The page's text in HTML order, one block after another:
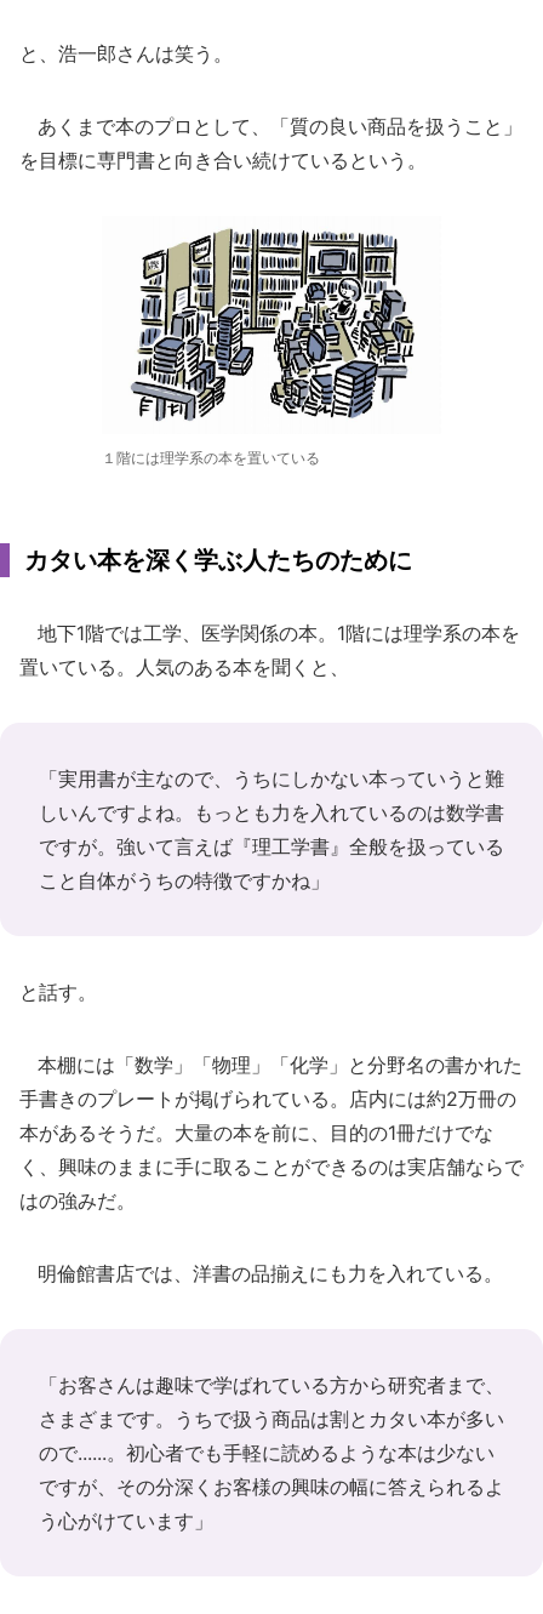
と、浩一郎さんは笑う。
あくまで本のプロとして、「質の良い商品を扱うこと」
を目標に専門書と向き合い続けているという。
１階には理学系の本を置いている
カタい本を深く学ぶ人たちのために
地下1階では工学、医学関係の本。1階には理学系の本を
置いている。人気のある本を聞くと、
「実用書が主なので、うちにしかない本っていうと難
しいんですよね。もっとも力を入れているのは数学書
ですが。強いて言えば『理工学書』全般を扱っている
こと自体がうちの特徴ですかね」
と話す。
本棚には「数学」「物理」「化学」と分野名の書かれた
手書きのプレートが掲げられている。店内には約2万冊の
本があるそうだ。大量の本を前に、目的の1冊だけでな
く、興味のままに手に取ることができるのは実店舗ならで
はの強みだ。
明倫館書店では、洋書の品揃えにも力を入れている。
「お客さんは趣味で学ばれている方から研究者まで、
さまざまです。うちで扱う商品は割とカタい本が多い
ので......。初心者でも手軽に読めるような本は少ない
ですが、その分深くお客様の興味の幅に答えられるよ
う心がけています」